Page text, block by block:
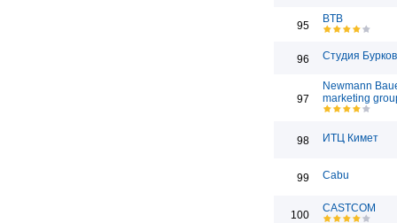
95
BTB
96 Студия
97
Newmann
marketing
98 ИТЦ Кимет
99 Cabu
100
CASTCOM